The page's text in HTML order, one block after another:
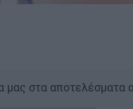
μας στα αποτελέσματα